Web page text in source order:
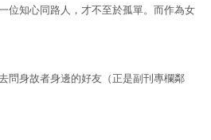
位知心同路人，才不至於孤單。而作為女
問身故者身邊的好友（正是副刊專欄鄰